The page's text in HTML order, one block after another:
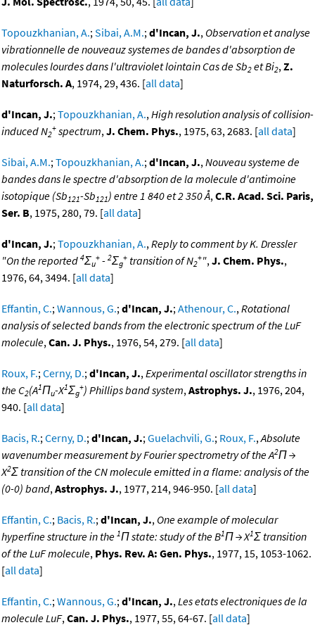
Topouzkhanian, A.;Sibai, A.M.;d'Incan, J., Observation et analyse
vibrationnelle de nouveauz systemes de bandes d'absorption de
molecules lourdes dans l'ultraviolet lointain Cas de Sb2 et Bi2,Z.
Naturforsch. A, 1974, 29, 436. [all data]
d'Incan, J.;Topouzkhanian, A.,High resolution analysis of collision-
induced N2
+ spectrum,J. Chem. Phys., 1975, 63, 2683. [all data]
Sibai, A.M.;Topouzkhanian, A.;d'Incan, J.,Nouveau systeme de
bandes dans le spectre d'absorption de la molecule d'antimoine
isotopique (Sb121-Sb121) entre 1 840 et 2 350 Å,C.R. Acad. Sci. Paris,
Ser. B, 1975, 280, 79. [all data]
d'Incan, J.;Topouzkhanian, A.,Reply to comment by K. Dressler
"On the reported 4Σu
+ - 2Σg
+ transition of N2
+",J. Chem. Phys.,
1976, 64, 3494. [all data]
Effantin, C.;Wannous, G.;d'Incan, J.;Athenour, C.,Rotational
analysis of selected bands from the electronic spectrum of the LuF
molecule,Can. J. Phys., 1976, 54, 279. [all data]
Roux, F.;Cerny, D.;d'Incan, J.,Experimental oscillator strengths in
the C2(A1Πu-X1Σg
+) Phillips band system,Astrophys. J., 1976, 204,
940. [all data]
Bacis, R.;Cerny, D.;d'Incan, J.;Guelachvili, G.; Roux, F.,Absolute
wavenumber measurement by Fourier spectrometry of the A2Π →
X2Σ transition of the CN molecule emitted in a flame: analysis of the
(0-0) band,Astrophys. J., 1977, 214, 946-950. [all data]
Effantin, C.; Bacis, R.;d'Incan, J., One example of molecular
hyperfine structure in the 1Π state: study of the B1Π → X1Σ transition
of the LuF molecule, Phys. Rev. A: Gen. Phys., 1977, 15, 1053-1062.
[all data]
Effantin, C.;Wannous, G.;d'Incan, J.,Les etats electroniques de la
molecule LuF,Can. J. Phys., 1977, 55, 64-67. [all data]